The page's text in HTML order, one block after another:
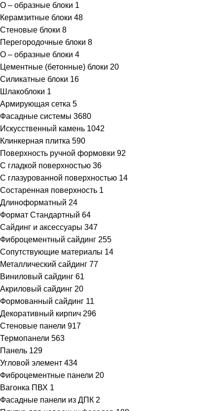
О – образные блоки 1
Керамзитные блоки 48
Стеновые блоки 8
Перегородочные блоки 8
О – образные блоки 4
Цементные (бетонные) блоки 20
Силикатные блоки 16
Шлакоблоки 1
Армирующая сетка 5
Фасадные системы 3680
Искусственный камень 1042
Клинкерная плитка 590
Поверхность ручной формовки 92
С гладкой поверхностью 36
С глазурованной поверхностью 14
Состаренная поверхность 1
Длиноформатный 24
Формат Стандартный 64
Сайдинг и аксессуары 347
Фиброцементный сайдинг 255
Сопутствующие материалы 14
Металлический сайдинг 77
Виниловый сайдинг 61
Акриловый сайдинг 20
Формованный сайдинг 11
Декоративный кирпич 296
Стеновые панели 917
Термопанели 563
Панель 129
Угловой элемент 434
Фиброцементные панели 20
Вагонка ПВХ 1
Фасадные панели из ДПК 2